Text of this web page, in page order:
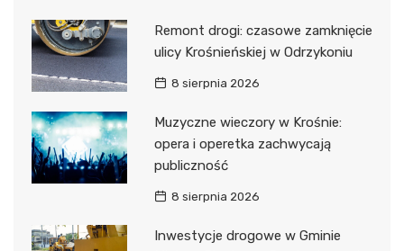
Remont drogi: czasowe zamknięcie
ulicy Krośnieńskiej w Odrzykoniu
8 sierpnia 2026
Muzyczne wieczory w Krośnie:
opera i operetka zachwycają
publiczność
8 sierpnia 2026
Inwestycje drogowe w Gminie